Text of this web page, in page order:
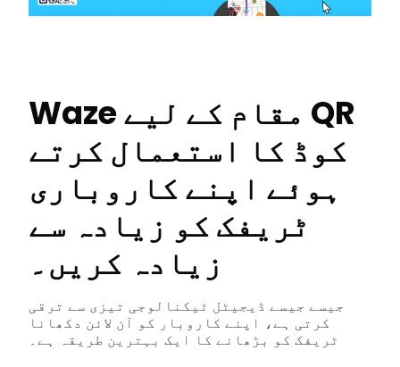
Waze مقام کے لیے QR
کوڈ کا استعمال کرتے
ہوئے اپنے کاروباری
ٹریفک کو زیادہ سے
زیادہ کریں۔
جیسے جیسے ڈیجیٹل ٹیکنالوجی تیزی سے ترقی
کرتی ہے، اپنے کاروبار کو آن لائن دکھانا
ٹریفک کو بڑھانے کا ایک بہترین طریقہ ہے۔